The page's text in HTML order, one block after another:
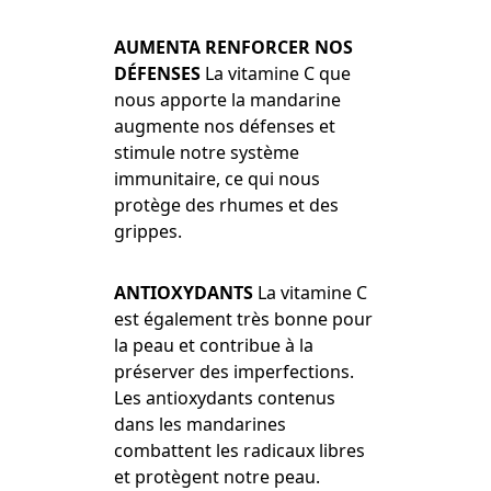
AUMENTA RENFORCER NOS
DÉFENSES La vitamine C que
nous apporte la mandarine
augmente nos défenses et
stimule notre système
immunitaire, ce qui nous
protège des rhumes et des
grippes.
ANTIOXYDANTS La vitamine C
est également très bonne pour
la peau et contribue à la
préserver des imperfections.
Les antioxydants contenus
dans les mandarines
combattent les radicaux libres
et protègent notre peau.